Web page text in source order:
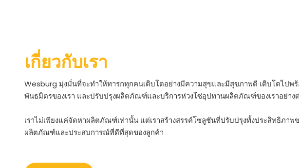
เกี่ยวกับเรา
Wesburg มุ่งมั่นที่จะทำให้ทารกทุกคนเติบโตอย่างมีความสุขและมีสุขภาพดี เติบโตไปพ
พันธมิตรของเรา และปรับปรุงผลิตภัณฑ์และบริการห่วงโซ่อุปทานผลิตภัณฑ์ของเราอย่าง
เราไม่เพียงแค่จัดหาผลิตภัณฑ์เท่านั้น แต่เราสร้างสรรค์โซลูชันที่ปรับปรุงทั้งประสิทธิภาพ
ผลิตภัณฑ์และประสบการณ์ที่ดีที่สุดของลูกค้า